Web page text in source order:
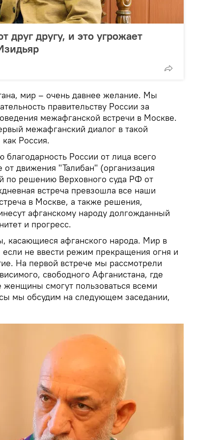
друг другу, и это угрожает
мир – очень давнее желание. Мы
правительству России за
межафганской встречи в Москве.
межафганский диалог в такой
Россия.
России от лица всего
от движения "Талибан" (организация
по решению Верховного суда РФ от
встреча превзошла все наши
в Москве, а также решения,
афганскому народу долгожданный
и прогресс.
касающиеся афганского народа. Мир в
не ввести режим прекращения огня и
На первой встрече мы рассмотрели
свободного Афганистана, где
женщины смогут пользоваться всеми
мы обсудим на следующем заседании,